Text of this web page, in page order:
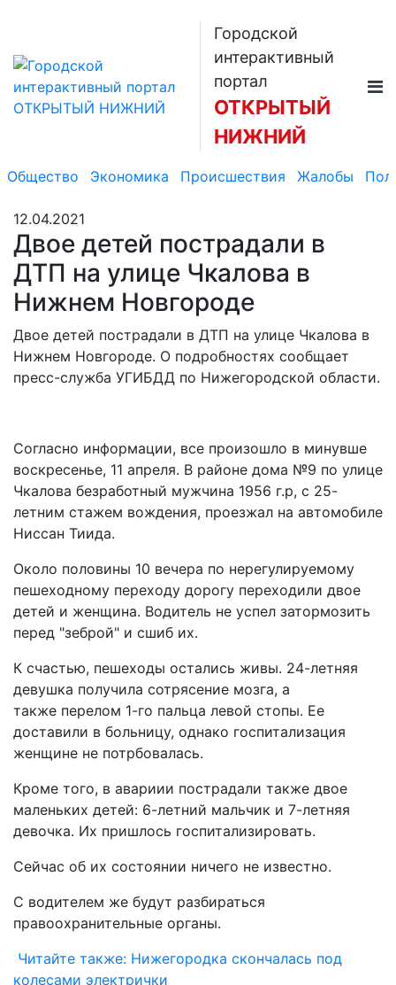
Городской
интерактивный
портал
ОТКРЫТЫЙ
НИЖНИЙ
Общество Экономика Происшествия Жалобы
12.04.2021
Двое детей пострадали в
ДТП на улице Чкалова в
Нижнем Новгороде
Двое детей пострадали в ДТП на улице Чкалова в
Нижнем Новгороде. О подробностях сообщает
пресс-служба УГИБДД по Нижегородской области.
Согласно информации, все произошло в минувше
воскресенье, 11 апреля. В районе дома №9 по улице
Чкалова безработный мужчина 1956 г.р, с 25-
летним стажем вождения, проезжал на автомобиле
Ниссан Тиида.
Около половины 10 вечера по нерегулируемому
пешеходному переходу дорогу переходили двое
детей и женщина. Водитель не успел затормозить
перед "зеброй" и сшиб их.
К счастью, пешеходы остались живы. 24-летняя
девушка получила сотрясение мозга, а
также перелом 1-го пальца левой стопы. Ее
доставили в больницу, однако госпитализация
женщине не потрбовалась.
Кроме того, в авариии пострадали также двое
маленьких детей: 6-летний мальчик и 7-летняя
девочка. Их пришлось госпитализировать.
Сейчас об их состоянии ничего не известно.
С водителем же будут разбираться
правоохранительные органы.
Читайте также: Нижегородка скончалась под
колесами электрички